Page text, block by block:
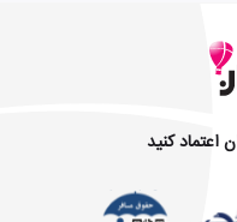
اعتماد کنید